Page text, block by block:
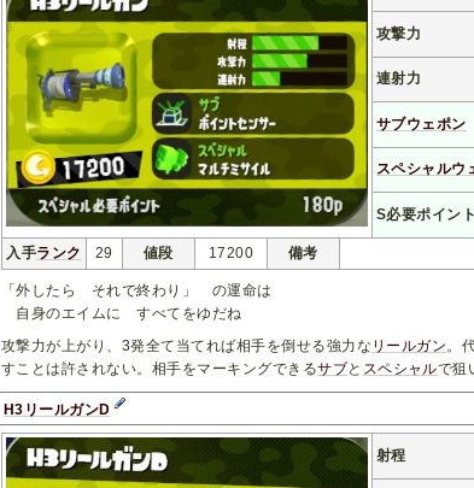
攻撃力
連射力
サブウェポン
スペシャルウ
S必要ポイント
入手ランク 29 値段 17200 備考
「外したら それで終わり」 の運命は
自身のエイムに すべてをゆだね
攻撃力が上がり、3発全て当てれば相手を倒せる強力な リールガン。
すことは許されない。相手をマーキングできるサブと スペシャルで狙
H3リールガンD
射程